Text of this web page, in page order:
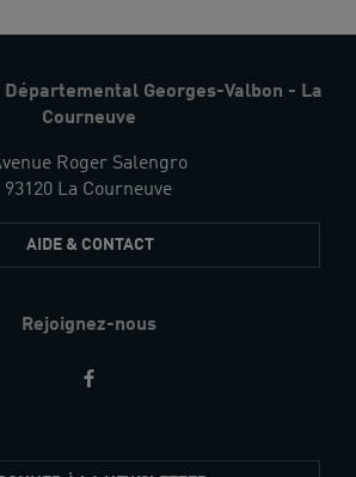
Georges-Valbon - La
Courneuve
Roger Salengro
93120 La Courneuve
AIDE & CONTACT
Rejoignez-nous